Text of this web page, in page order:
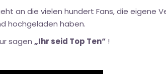
an die vielen hundert Fans, die eigene
hochgeladen haben.
sagen „Ihr seid Top Ten“ !